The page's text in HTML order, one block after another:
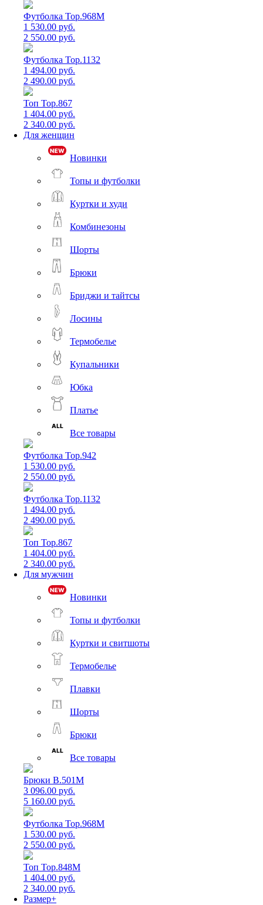
Футболка Top.968M
1 530.00 руб.
2 550.00 руб.
Футболка Top.1132
1 494.00 руб.
2 490.00 руб.
Топ Top.867
1 404.00 руб.
2 340.00 руб.
Для женщин
Новинки
Топы и футболки
Куртки и худи
Комбинезоны
Шорты
Брюки
Бриджи и тайтсы
Лосины
Термобелье
Купальники
Юбка
Платье
Все товары
Футболка Top.942
1 530.00 руб.
2 550.00 руб.
Футболка Top.1132
1 494.00 руб.
2 490.00 руб.
Топ Top.867
1 404.00 руб.
2 340.00 руб.
Для мужчин
Новинки
Топы и футболки
Куртки и свитшоты
Термобелье
Плавки
Шорты
Брюки
Все товары
Брюки B.501M
3 096.00 руб.
5 160.00 руб.
Футболка Top.968M
1 530.00 руб.
2 550.00 руб.
Топ Top.848M
1 404.00 руб.
2 340.00 руб.
Размер+